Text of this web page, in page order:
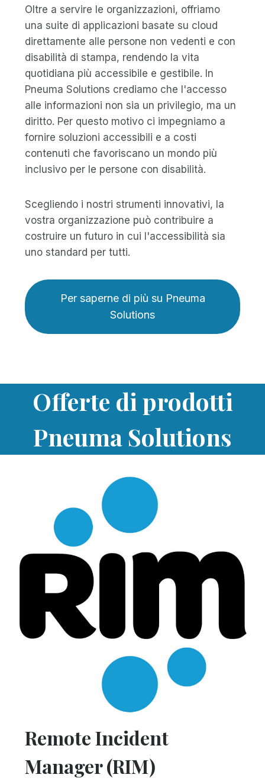
Oltre a servire le organizzazioni, offriamo
una suite di applicazioni basate su cloud
direttamente alle persone non vedenti e con
disabilità di stampa, rendendo la vita
quotidiana più accessibile e gestibile. In
Pneuma Solutions crediamo che l'accesso
alle informazioni non sia un privilegio, ma un
diritto. Per questo motivo ci impegniamo a
fornire soluzioni accessibili e a costi
contenuti che favoriscano un mondo più
inclusivo per le persone con disabilità.
Scegliendo i nostri strumenti innovativi, la
vostra organizzazione può contribuire a
costruire un futuro in cui l'accessibilità sia
uno standard per tutti.
Per saperne di più su Pneuma
Solutions
Offerte di prodotti
Pneuma Solutions
Remote Incident
Manager (RIM)